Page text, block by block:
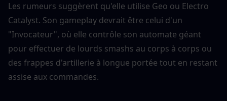
Les rumeurs suggèrent qu'elle utilise Geo ou Electro
Catalyst. Son gameplay devrait être celui d'un
"Invocateur", où elle contrôle son automate géant
pour effectuer de lourds smashs au corps à corps ou
des frappes d'artillerie à longue portée tout en restant
assise aux commandes.